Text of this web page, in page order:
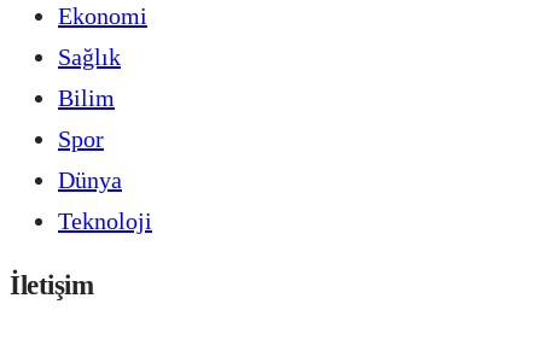
Ekonomi
Sağlık
Bilim
Spor
Dünya
Teknoloji
İletişim